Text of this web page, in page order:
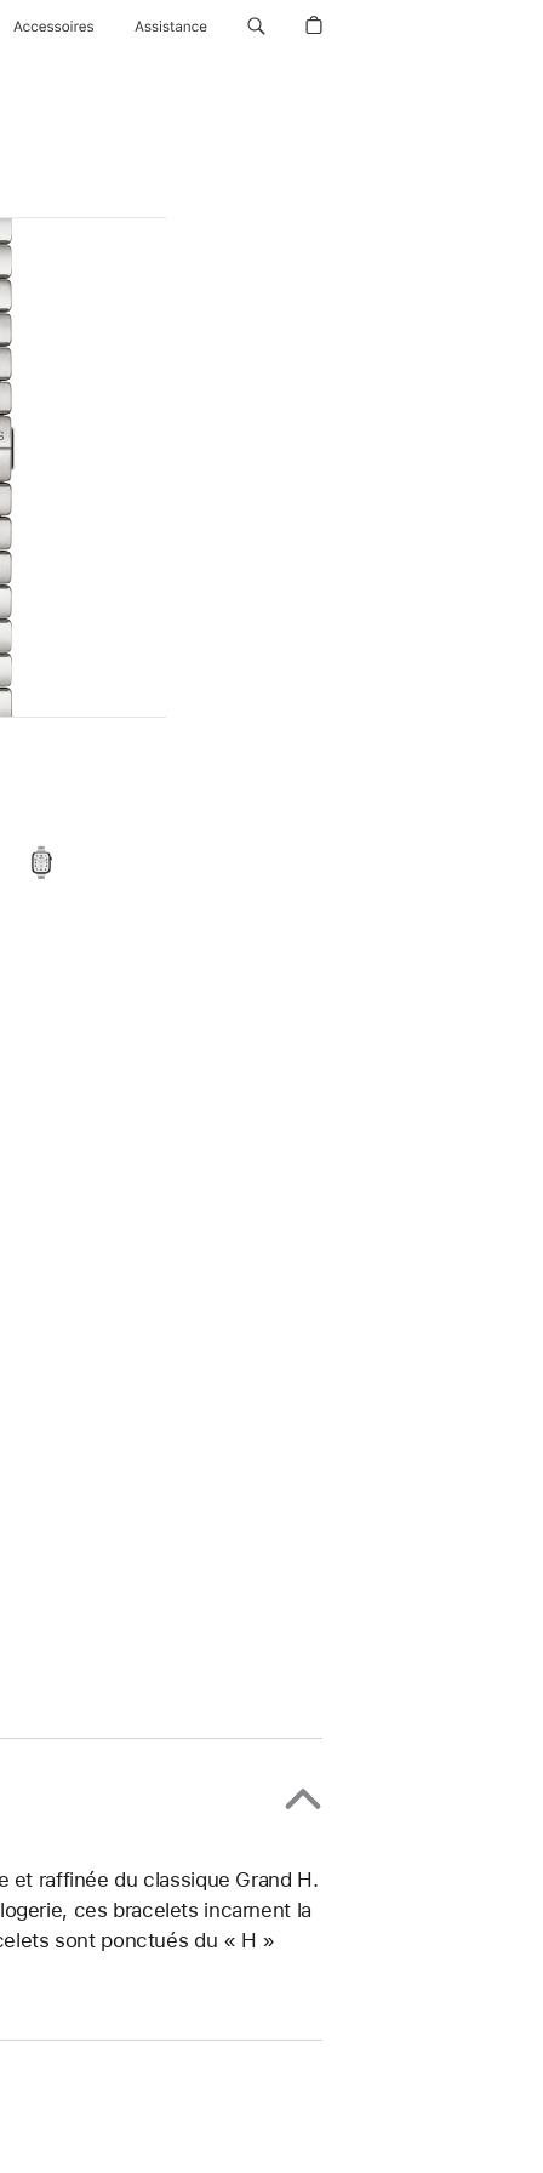
Accessoires Assistance
et raffinée du classique Grand H.
ces bracelets incarnent la
sont ponctués du « H »